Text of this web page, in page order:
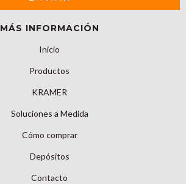
MÁS INFORMACIÓN
Inicio
Productos
KRAMER
Soluciones a Medida
Cómo comprar
Depósitos
Contacto